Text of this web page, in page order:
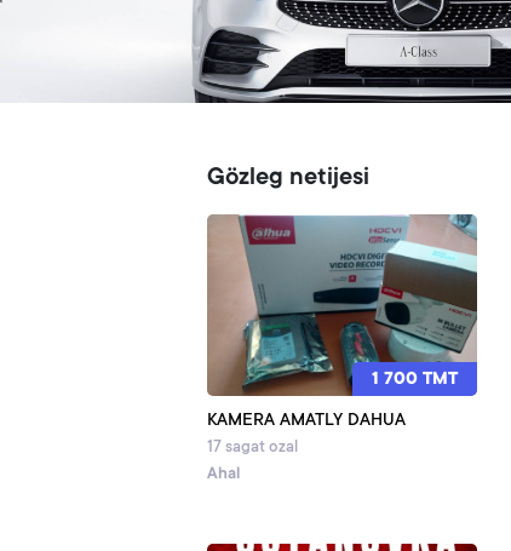
Gözleg netijesi
1 700 TMT
KAMERA AMATLY DAHUA
17 sagat ozal
Ahal